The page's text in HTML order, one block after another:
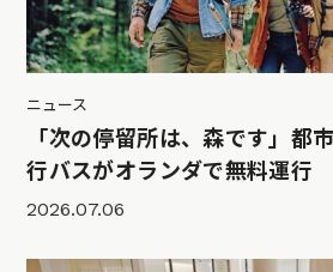
ニュース
「次の停留所は、森です」都
行バスがオランダで無料運行
2026.07.06